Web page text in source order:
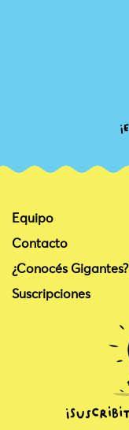
Equipo
Contacto
¿Conocés Gigantes?
Suscripciones